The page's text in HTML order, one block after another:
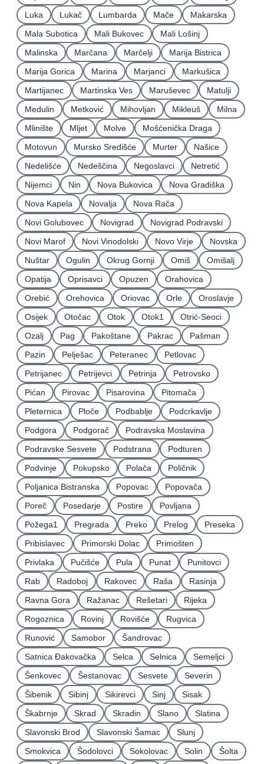
Luka
Lukač Lumbarda Mače
Makarska
Mala Subotica
Mali Bukovec
Mali Lošinj
Malinska
Marčana Marčelji
Marija Bistrica
Marija Gorica
Marina Marjanci
Markušica
Martijanec
Martinska Ves Maruševec
Matulji
Medulin
Metković Mihovljan Mikleuš
Milna
Mlinište
Mljet Molve
Mošćenička Draga
Motovun
Mursko Središće Murter
Našice
Nedelišće
Nedeščina Negoslavci
Netretić
Nijemci
Nin Nova Bukovica
Nova Gradiška
Nova Kapela
Novalja
Nova Rača
Novi Golubovec
Novigrad
Novigrad Podravski
Novi Marof
Novi Vinodolski Novo Virje
Novska
Nuštar
Ogulin Okrug Gornji Omiš
Omišalj
Opatija
Oprisavci Opuzen
Orahovica
Orebić
Orehovica Oriovac Orle
Oroslavje
Osijek
Otočac Otok Otok1
Otrić-Seoci
Ozalj
Pag Pakoštane Pakrac
Pašman
Pazin
Pelješac Peteranec
Petlovac
Petrijanec
Petrijevci Petrinja
Petrovsko
Pićan
Pirovac Pisarovina
Pitomača
Pleternica
Ploče Podbablje
Podcrkavlje
Podgora
Podgorač
Podravska Moslavina
Podravske Sesvete
Podstrana
Podturen
Podvinje
Pokupsko Polača
Poličnik
Poljanica Bistranska
Popovac
Popovača
Poreč
Posedarje Postire
Povljana
Požega1
Pregrada Preko Prelog
Preseka
Pribislavec
Primorski Dolac
Primošten
Privlaka
Pučišće Pula Punat
Punitovci
Rab
Radoboj Rakovec Raša
Rasinja
Ravna Gora
Ražanac Rešetari
Rijeka
Rogoznica
Rovinj Rovišće
Rugvica
Runović
Samobor
Šandrovac
Satnica Ðakovačka
Selca Selnica
Semeljci
Šenkovec
Šestanovac Sesvete
Severin
Šibenik
Sibinj Sikirevci Sinj
Sisak
Škabrnje
Skrad Skradin Slano
Slatina
Slavonski Brod
Slavonski Šamac
Slunj
Smokvica
Šodolovci Sokolovac Solin
Šolta